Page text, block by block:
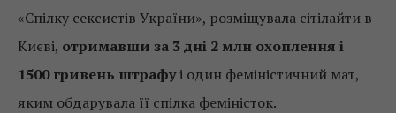
«Спілку сексистів України», розміщувала сітілайти в
Києві, отримавши за 3 дні 2 млн охоплення і
1500 гривень штрафуі один феміністичний мат,
яким обдарувала її спілка феміністок.